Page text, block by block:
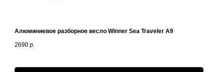
Алюминиевое разборное весло Winner Sea Traveler A9
2690 р.